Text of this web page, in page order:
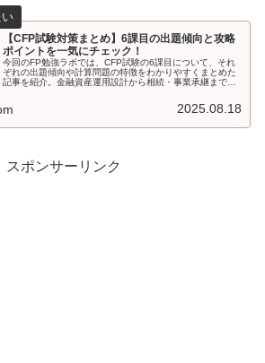
【CFP試験対策まとめ】6課目の出題傾向と攻略
ポイントを一気にチェック！
今回のFP勉強ラボでは、CFP試験の6課目について、それ
ぞれの出題傾向や計算問題の特徴をわかりやすくまとめた
記事を紹介。金融資産運用設計から相続・事業承継まで、
2025.08.18
スポンサーリンク